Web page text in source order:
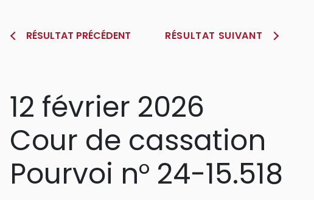
RÉSULTAT PRÉCÉDENT RÉSULTAT SUIVANT
12 février 2026
Cour de cassation
Pourvoi n° 24-15.518